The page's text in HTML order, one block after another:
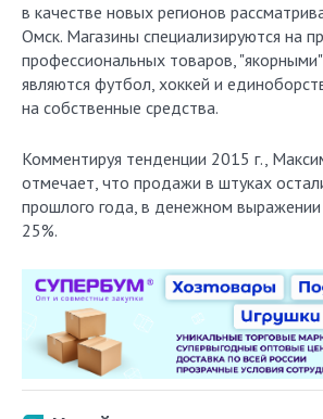
в качестве новых регионов
Омск. Магазины специализируются на
профессиональных товаров,
являются футбол, хоккей и
на собственные средства.
Комментируя тенденции 2015 г.,
отмечает, что продажи в штуках
прошлого года, в денежном
25%.